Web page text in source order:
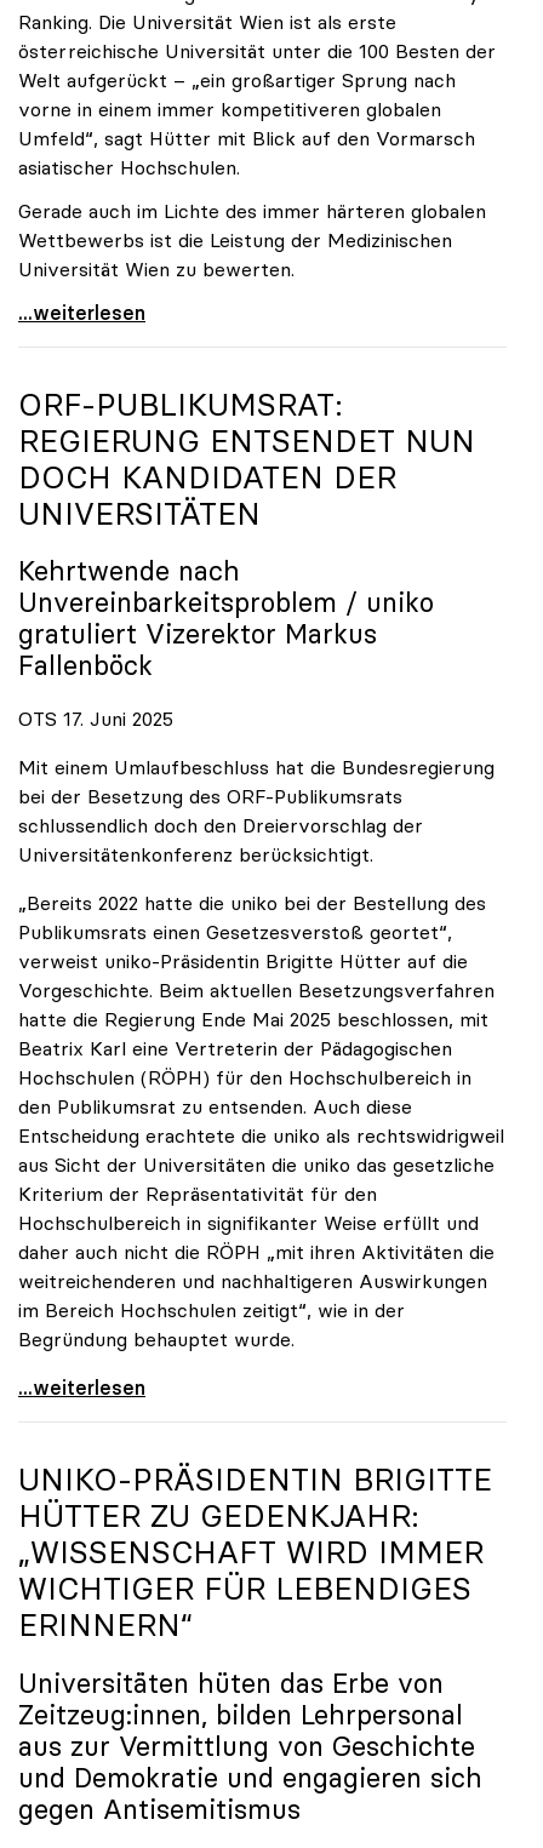
Ranking. Die Universität Wien ist als erste
österreichische Universität unter die 100 Besten der
Welt aufgerückt – „ein großartiger Sprung nach
vorne in einem immer kompetitiveren globalen
Umfeld“, sagt Hütter mit Blick auf den Vormarsch
asiatischer Hochschulen.
Gerade auch im Lichte des immer härteren globalen
Wettbewerbs ist die Leistung der Medizinischen
Universität Wien zu bewerten.
„Top-Rankingplätze heimischer Universitäten geben
...weiterlesen
ORF-PUBLIKUMSRAT:
REGIERUNG ENTSENDET NUN
DOCH KANDIDATEN DER
UNIVERSITÄTEN
Kehrtwende nach
Unvereinbarkeitsproblem / uniko
gratuliert Vizerektor Markus
Fallenböck
OTS 17. Juni 2025
Mit einem Umlaufbeschluss hat die Bundesregierung
bei der Besetzung des ORF-Publikumsrats
schlussendlich doch den Dreiervorschlag der
Universitätenkonferenz berücksichtigt.
„Bereits 2022 hatte die uniko bei der Bestellung des
Publikumsrats einen Gesetzesverstoß geortet“,
verweist uniko-Präsidentin Brigitte Hütter auf die
Vorgeschichte. Beim aktuellen Besetzungsverfahren
hatte die Regierung Ende Mai 2025 beschlossen, mit
Beatrix Karl eine Vertreterin der Pädagogischen
Hochschulen (RÖPH) für den Hochschulbereich in
den Publikumsrat zu entsenden. Auch diese
Entscheidung erachtete die uniko als rechtswidrigweil
aus Sicht der Universitäten die uniko das gesetzliche
Kriterium der Repräsentativität für den
Hochschulbereich in signifikanter Weise erfüllt und
daher auch nicht die RÖPH „mit ihren Aktivitäten die
weitreichenderen und nachhaltigeren Auswirkungen
im Bereich Hochschulen zeitigt“, wie in der
Begründung behauptet wurde.
ORF-Publikumsrat: Regierung entsendet nun doch
...weiterlesen
UNIKO-PRÄSIDENTIN BRIGITTE
HÜTTER ZU GEDENKJAHR:
„WISSENSCHAFT WIRD IMMER
WICHTIGER FÜR LEBENDIGES
ERINNERN“
Universitäten hüten das Erbe von
Zeitzeug:innen, bilden Lehrpersonal
aus zur Vermittlung von Geschichte
und Demokratie und engagieren sich
gegen Antisemitismus